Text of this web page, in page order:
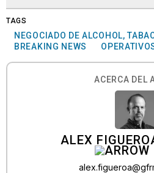
TAGS
NEGOCIADO DE ALCOHOL,
BREAKING NEWS
ACERCA DEL
ALEX